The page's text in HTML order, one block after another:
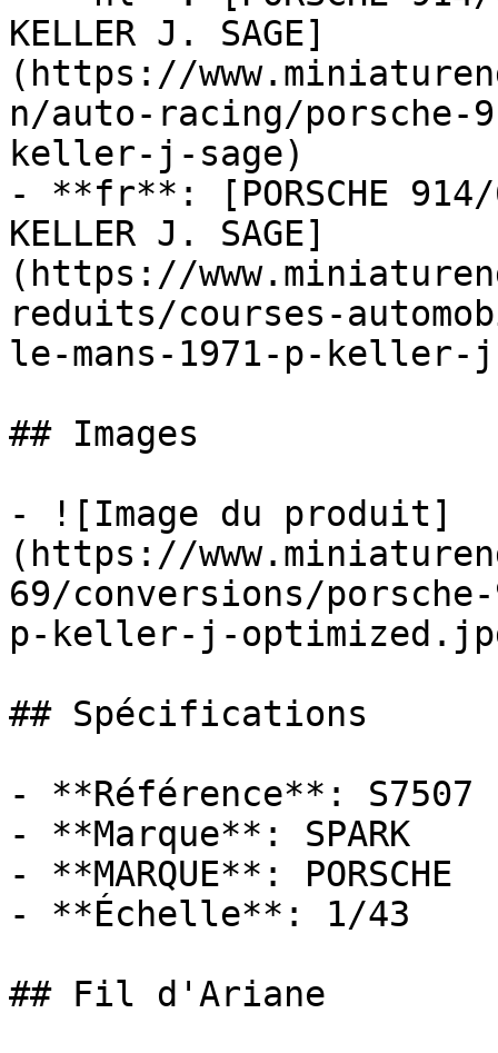
KELLER J. SAGE]
(https://
n/auto-racing/porsche-
keller-j-sage)
- **fr**: [PORSCHE 914/
KELLER J. SAGE]
(https://
reduits/courses-
le-mans-1971-p-keller-
## Images
- ![Image du produit]
(https://
69/conversions/
p-keller-j-
## Spécifications
- **Référence**: S7507
- **Marque**: SPARK
- **MARQUE**: PORSCHE
- **Échelle**: 1/43
## Fil d'Ariane